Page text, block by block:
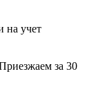
на учет
за 30